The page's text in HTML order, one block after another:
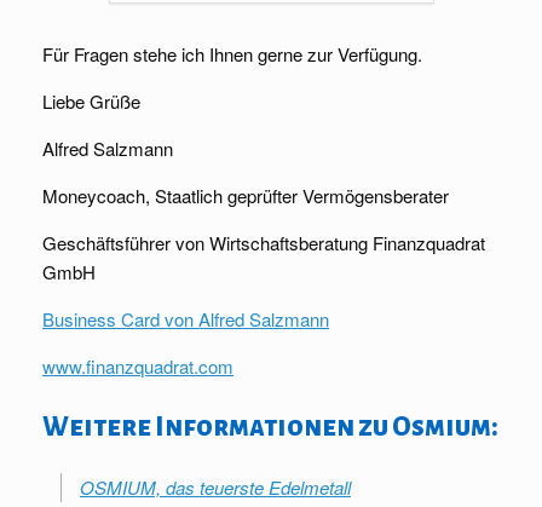
Für Fragen stehe ich Ihnen gerne zur Verfügung.
Liebe Grüße
Alfred Salzmann
Moneycoach, Staatlich geprüfter Vermögensberater
Geschäftsführer von Wirtschaftsberatung Finanzquadrat
GmbH
Business Card von Alfred Salzmann
www.finanzquadrat.com
Weitere Informationen zu Osmium:
OSMIUM, das teuerste Edelmetall